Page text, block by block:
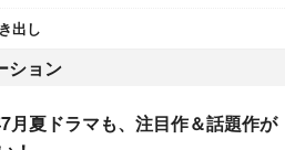
出し
ション
月夏ドラマも、注目作＆話題作が